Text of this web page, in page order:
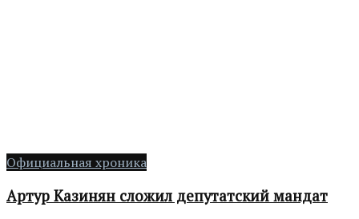
Официальная хроника
Артур Казинян сложил депутатский мандат